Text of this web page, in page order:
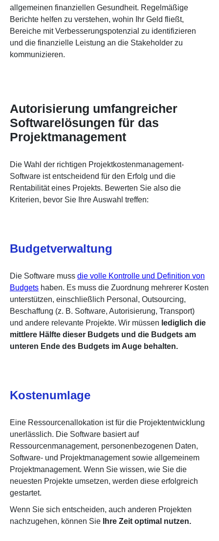
allgemeinen finanziellen Gesundheit. Regelmäßige
Berichte helfen zu verstehen, wohin Ihr Geld fließt,
Bereiche mit Verbesserungspotenzial zu identifizieren
und die finanzielle Leistung an die Stakeholder zu
kommunizieren.
Autorisierung umfangreicher
Softwarelösungen für das
Projektmanagement
Die Wahl der richtigen Projektkostenmanagement-
Software ist entscheidend für den Erfolg und die
Rentabilität eines Projekts. Bewerten Sie also die
Kriterien, bevor Sie Ihre Auswahl treffen:
Budgetverwaltung
Die Software muss die volle Kontrolle und Definition von
Budgets haben. Es muss die Zuordnung mehrerer Kosten
unterstützen, einschließlich Personal, Outsourcing,
Beschaffung (z. B. Software, Autorisierung, Transport)
und andere relevante Projekte. Wir müssen lediglich die
mittlere Hälfte dieser Budgets und die Budgets am
unteren Ende des Budgets im Auge behalten.
Kostenumlage
Eine Ressourcenallokation ist für die Projektentwicklung
unerlässlich. Die Software basiert auf
Ressourcenmanagement, personenbezogenen Daten,
Software- und Projektmanagement sowie allgemeinem
Projektmanagement. Wenn Sie wissen, wie Sie die
neuesten Projekte umsetzen, werden diese erfolgreich
gestartet.
Wenn Sie sich entscheiden, auch anderen Projekten
nachzugehen, können Sie
Ihre Zeit optimal nutzen.